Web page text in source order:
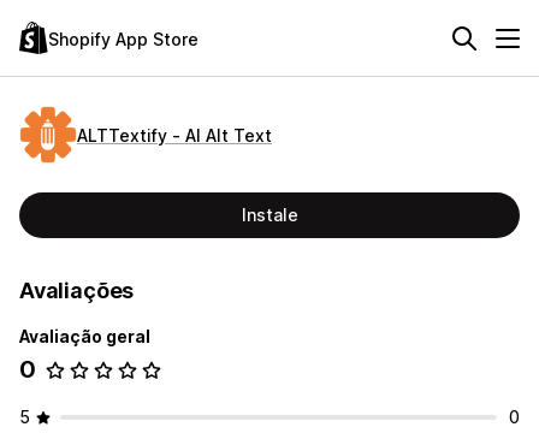
Shopify App Store
ALTTextify ‑ AI Alt Text
Instale
Avaliações
Avaliação geral
0
5
0